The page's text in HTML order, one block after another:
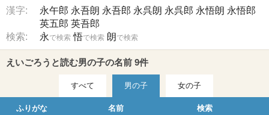
漢字: 永午郎 永吾朗 永吾郎 永呉朗 永呉郎 永悟朗 永悟郎
英五郎 英吾郎
検索:
永 で検索 悟で検索 朗で検索
えいごろうと読む男の子の名前 9件
すべて 男の子 女の子
ふりがな 名前 検索